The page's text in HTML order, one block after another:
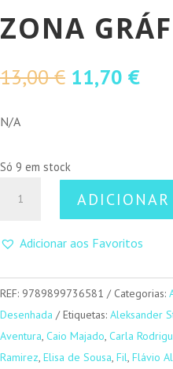
ZONA
13,00€ O
11,70 €O
N/A
Só 9 em stock
Gráfica
ADICIONAR
Adicionar aos Favoritos
REF: 9789899736581 Categorias:
Desenhada
Etiquetas: Aleksander
Aventura, Caio Majado, Carla
Ramirez, Elisa de Sousa, Fil, Flávio